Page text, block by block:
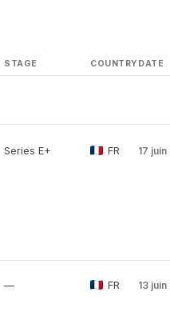
STAGE COUNTRY DATE
Series E+ FR 17
— FR 13